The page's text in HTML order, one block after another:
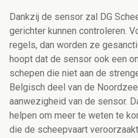
Dankzij de sensor zal DG
gerichter kunnen controleren.
regels, dan worden ze
hoopt dat de sensor ook een
schepen die niet aan de
Belgisch deel van de
aanwezigheid van de sensor.
helpen om meer te weten te
die de scheepvaart